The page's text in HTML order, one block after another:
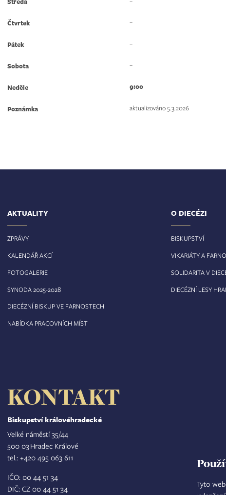
Tyto
Čtvrtek –
Pátek –
Sobota –
Neděle 9:00
Poznámka aktualizováno 5.3.2026
AKTUALITY
ZPRÁVY
KALENDÁŘ AKCÍ
FOTOGALERIE
SYNODA 2025-2028
DIECÉZNÍ BISKUP VE FARNOSTECH
NABÍDKA PRACOVNÍCH MÍST
O DIECÉZI
BISKUPSTVÍ
VIKARIÁTY A
SOLIDARITA V
DIECÉZNÍ LESY
KONTAKT
Biskupství královéhradecké
Velké náměstí 35/44
500 03 Hradec Králové
tel.: +420 495 063 611
IČO: 00 44 51 34
DIČ: CZ 00 44 51 34